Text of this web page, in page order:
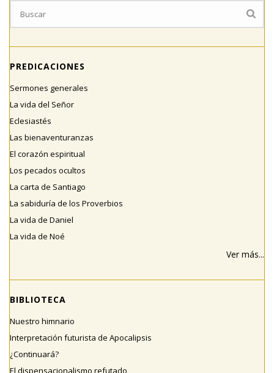
PREDICACIONES
Sermones generales
La vida del Señor
Eclesiastés
Las bienaventuranzas
El corazón espiritual
Los pecados ocultos
La carta de Santiago
La sabiduría de los Proverbios
La vida de Daniel
La vida de Noé
Ver más...
BIBLIOTECA
Nuestro himnario
Interpretación futurista de Apocalipsis
¿Continuará?
El dispensacionalismo refutado